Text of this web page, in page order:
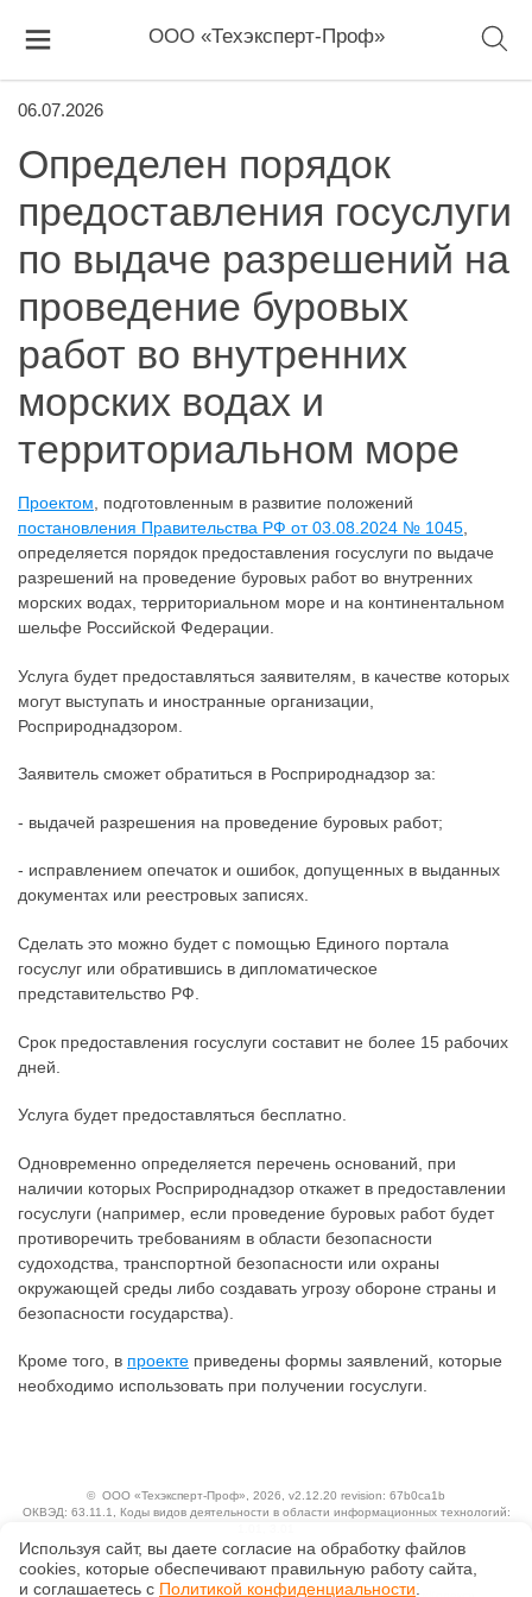
ООО «Техэксперт-Проф»
06.07.2026
Определен порядок
предоставления госуслуги
по выдаче разрешений на
проведение буровых
работ во внутренних
морских водах и
территориальном море
Проектом , подготовленным в развитие положений
постановления Правительства РФ от 03.08.2024 № 1045
определяется порядок предоставления госуслуги по выдаче
разрешений на проведение буровых работ во внутренних
морских водах, территориальном море и на континентальном
шельфе Российской Федерации.
Услуга будет предоставляться заявителям, в качестве которых
могут выступать и иностранные организации,
Росприроднадзором.
Заявитель сможет обратиться в Росприроднадзор за:
- выдачей разрешения на проведение буровых работ;
- исправлением опечаток и ошибок, допущенных в выданных
документах или реестровых записях.
Сделать это можно будет с помощью Единого портала
госуслуг или обратившись в дипломатическое
представительство РФ.
Срок предоставления госуслуги составит не более 15 рабочих
дней.
Услуга будет предоставляться бесплатно.
Одновременно определяется перечень оснований, при
наличии которых Росприроднадзор откажет в предоставлении
госуслуги (например, если проведение буровых работ будет
противоречить требованиям в области безопасности
судоходства, транспортной безопасности или охраны
окружающей среды либо создавать угрозу обороне страны и
безопасности государства).
Кроме того, в проекте приведены формы заявлений, которые
необходимо использовать при получении госуслуги.
© ООО «Техэксперт-Проф», 2026, v2.12.20 revision: 67b0ca1b
ОКВЭД: 63.11.1, Коды видов деятельности в области информационных технологий:
Ценовая политика
Используя сайт, вы даете согласие на обработку файлов
сооkiеs, которые обеспечивают правильную работу сайта,
и соглашаетесь с Политикой конфиденциальности.